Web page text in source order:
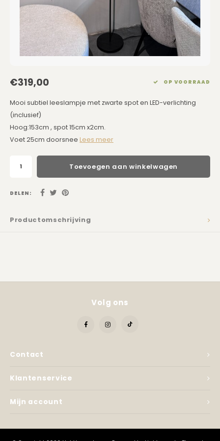
Eetkamerstoelen
Barkrukken
Banken
TV Kasten
Kasten op Maat
Rechthoekige Lampenkappen
Schuine Lampenkappen
Pet Lampenkappen
SALE Lampenkappen
Kussens Roze
Kussens Goud
Kussens Grijs
Kussens Blauw
Kussens Groen
Kussens SALE
Kaarsen
Dienbladen / Schalen
Kunstbloemen
Plaids
Wand Schilderijen
Zuilen
Asleigh & Burwood
Onderhoudsmiddelen
Kadobon
€319,00 OP VOORRAAD
Mooi subtiel leeslampje met zwarte spot en LED-verlichting
(inclusief)
Hoog:153cm , spot 15cm x2cm.
Voet 25cm doorsnee Lees meer
Toevoegen aan winkelwagen
DELEN:
Productomschrijving
Contact
Volg ons
Klantenservice
Mijn account